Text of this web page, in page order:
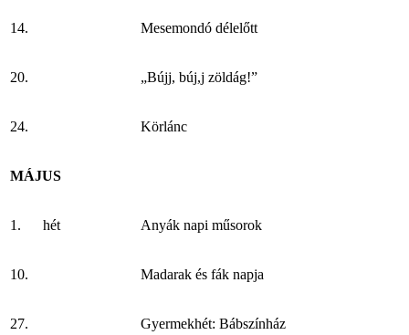
14. Mesemondó délelőtt
20. „Bújj, búj,j zöldág!”
24. Körlánc
MÁJUS
1. hét Anyák napi műsorok
10. Madarak és fák napja
27. Gyermekhét: Bábszínház